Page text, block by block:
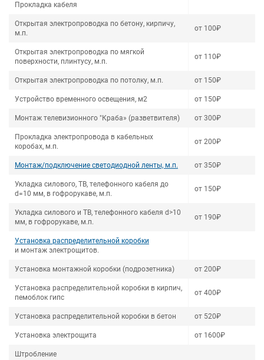
Прокладка кабеля
Открытая электропроводка по бетону, кирпичу,
м.п.
от 100₽
Открытая электропроводка по мягкой
поверхности, плинтусу, м.п.
от 110₽
Открытая электропроводка по потолку, м.п. от 150₽
Устройство временного освещения, м2 от 150₽
Монтаж телевизионного "Краба» (разветвителя) от 300₽
Прокладка электропровода в кабельных
коробах, м.п.
от 200₽
Монтаж/подключение светодиодной ленты, м.п. от 350₽
Укладка силового, ТВ, телефонного кабеля до
d=10 мм, в гофрорукаве, м.п.
от 150₽
Укладка силового и ТВ, телефонного кабеля d>10
мм, в гофрорукаве, м.п.
от 190₽
Установка распределительной коробки
и монтаж электрощитов.
Установка монтажной коробки (подрозетника) от 200₽
Установка распределительной коробки в кирпич,
пемоблок гипс
от 400₽
Установка распределительной коробки в бетон от 520₽
Установка электрощита от 1600₽
Штробление